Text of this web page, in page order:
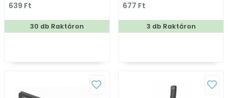
gombfogantyú,
bútorgomb
639 Ft
30 db Raktáron
Porcelánnal kombinált
antikolt fém
bútorfogantyú
677 Ft
3 db Raktáron